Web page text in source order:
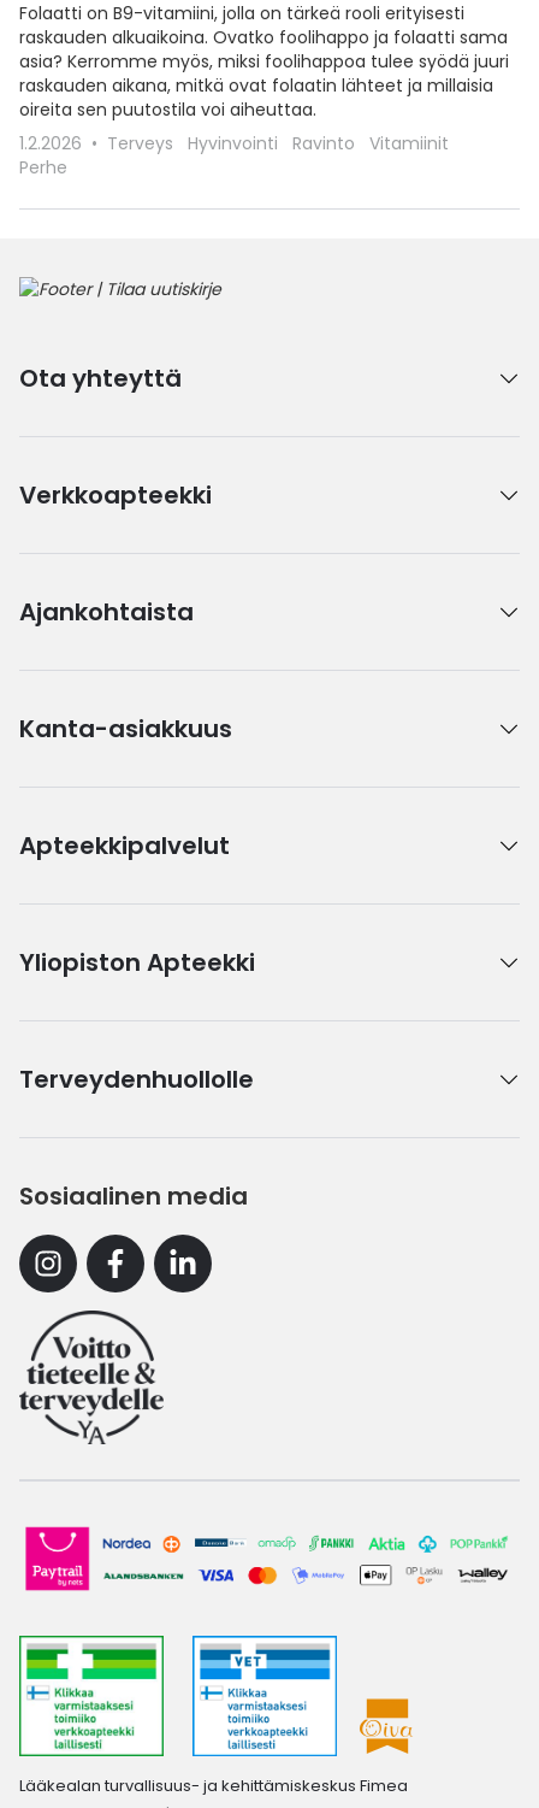
Folaatti on B9-vitamiini, jolla on tärkeä rooli erityisesti
raskauden alkuaikoina. Ovatko foolihappo ja folaatti sama
asia? Kerromme myös, miksi foolihappoa tulee syödä juuri
raskauden aikana, mitkä ovat folaatin lähteet ja millaisia
oireita sen puutostila voi aiheuttaa.
1.2.2026
Terveys Hyvinvointi Ravinto
Vitamiinit
Perhe
Ota yhteyttä
Verkkoapteekki
Ajankohtaista
Kanta-asiakkuus
Apteekkipalvelut
Yliopiston Apteekki
Terveydenhuollolle
Sosiaalinen media
InstagramFacebookLinkedin
Lääkealan turvallisuus- ja kehittämiskeskus Fimea